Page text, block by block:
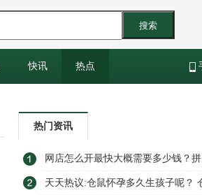
搜索
快讯 热点
热门资讯
网店怎么开最快大概需要多少钱？拼
店代运营要多少费用？ 全球新消息
天天热议:仓鼠怀孕多久生孩子呢？